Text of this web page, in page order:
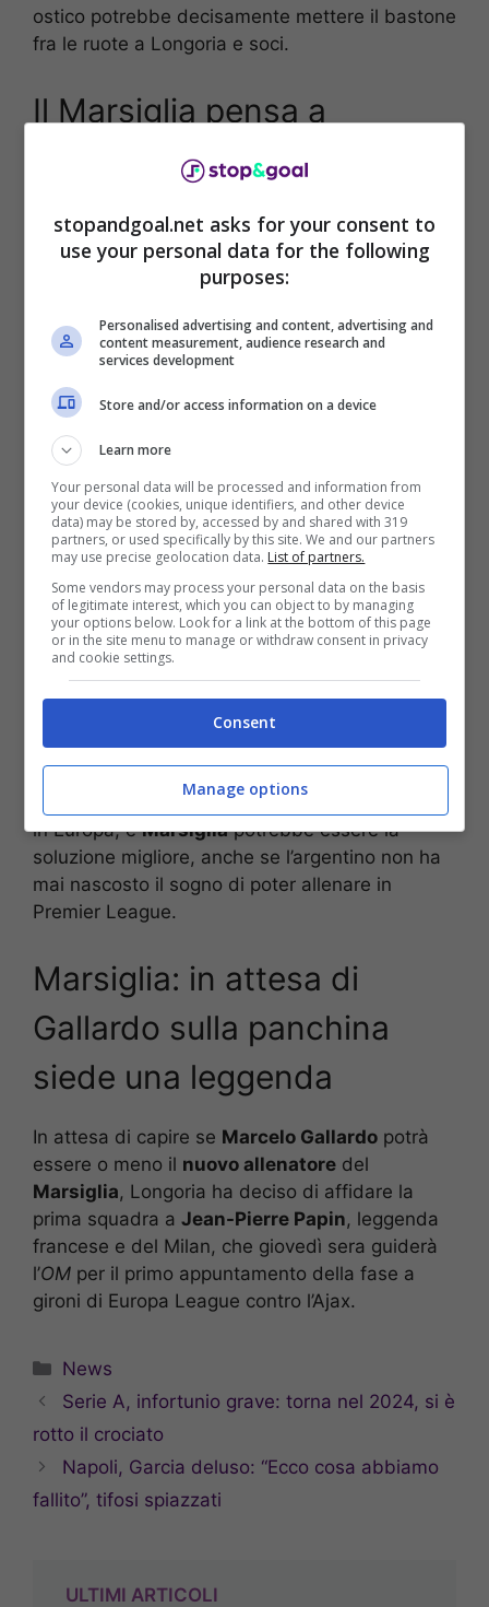
ostico potrebbe decisamente mettere il bastone
fra le ruote a Longoria e soci.
Il Marsiglia pensa a
Gallardo: le ultime
Ad oggiMarcelo Gallardo è il preferito del
Marsiglia per il ruolo di nuovo allenatore.
L’argentino rappresenta essere un’opportunità
curriculum.
Per questo motivo, stando alle ultime notizie,
nei prossimi giorni le parti si incontreranno per
intavolare una trattativa e verificare la fattibilità
di questo importante approdo in panchina.
Gallardo
è alla ricerca di un progetto stimolante
e che possa permettergli finalmente di sbarcare
in Europa, eMarsigliapotrebbe essere la
soluzione migliore, anche se l’argentino non ha
mai nascosto il sogno di poter allenare in
Premier League.
Marsiglia: in attesa di
Gallardo sulla panchina
siede una leggenda
In attesa di capire se Marcelo Gallardo potrà
essere o meno il nuovo allenatore del
Marsiglia, Longoria ha deciso di affidare la
prima squadra a Jean-Pierre Papin, leggenda
francese e del Milan, che giovedì sera guiderà
l’OM per il primo appuntamento della fase a
gironi di Europa League contro l’Ajax.
Categorie
News
Serie A, infortunio grave: torna nel 2024, si è
rotto il crociato
Napoli, Garcia deluso: “Ecco cosa abbiamo
fallito”, tifosi spiazzati
ULTIMI ARTICOLI
stopandgoal.net asks for your consent to
use your personal data for the following
purposes:
Personalised advertising and content, advertising and
content measurement, audience research and
services development
Store and/or access information on a device
Learn more
Your personal data will be processed and information from
your device (cookies, unique identifiers, and other device
data) may be stored by, accessed by and shared with 319
partners, or used specifically by this site. We and our partners
may use precise geolocation data. List of partners.
Some vendors may process your personal data on the basis
of legitimate interest, which you can object to by managing
your options below. Look for a link at the bottom of this page
or in the site menu to manage or withdraw consent in privacy
and cookie settings.
Consent
Manage options